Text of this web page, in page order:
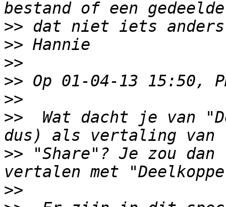
>>
>>
>>
>>
>>
>>
Wat dacht je van
>> "Share"? Je zou
>>